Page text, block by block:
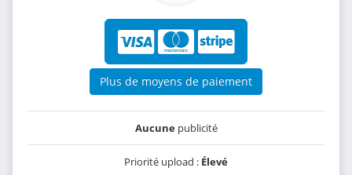
Plus de moyens de paiement
Aucunepublicité
Priorité upload : Élevé